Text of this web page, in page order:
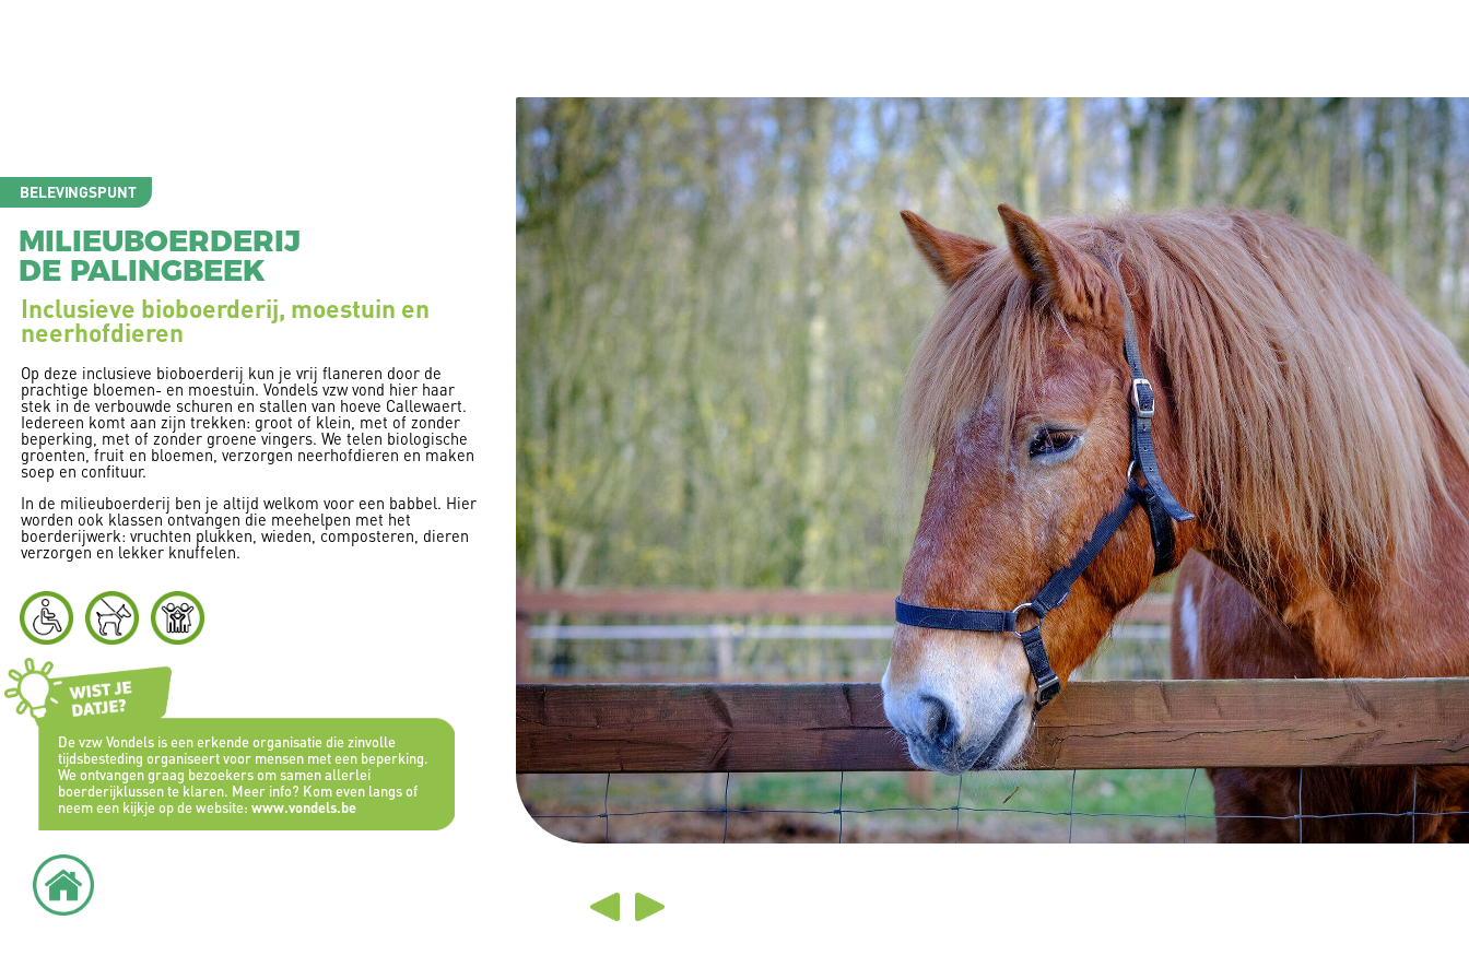
De vzw Vondels is een erkende organisatie die zinvolle
tijdsbesteding organiseert voor mensen met een beperking.
We ontvangen graag bezoekers om samen allerlei
boerderijklussen te klaren. Meer info? Kom even langs of
neem een kijkje op de website:www.vondels.be
Op deze inclusieve bioboerderij kun je vrij flaneren door de
prachtige bloemen- en moestuin. Vondels vzw vond hier haar
stek in de verbouwde schuren en stallen van hoeve Callewaert.
Iedereen komt aan zijn trekken: groot of klein, met of zonder
beperking, met of zonder groene vingers. We telen biologische
groenten, fruit en bloemen, verzorgen neerhofdieren en maken
soep en confituur.
In de milieuboerderij ben je altijd welkom voor een babbel. Hier
worden ook klassen ontvangen die meehelpen met het
boerderijwerk: vruchten plukken, wieden, composteren, dieren
verzorgen en lekker knuffelen.
Inclusieve bioboerderij, moestuin en
neerhofdieren
MILIEUBOERDERIJ
DE PALINGBEEK
BELEVINGSPUNT